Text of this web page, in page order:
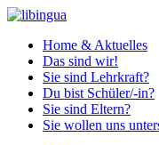
Home & Aktuelles
Das sind wir!
Sie sind Lehrkraft?
Du bist Schüler/-in?
Sie sind Eltern?
Sie wollen uns